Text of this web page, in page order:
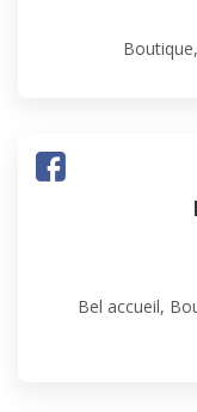
Bel accueil,